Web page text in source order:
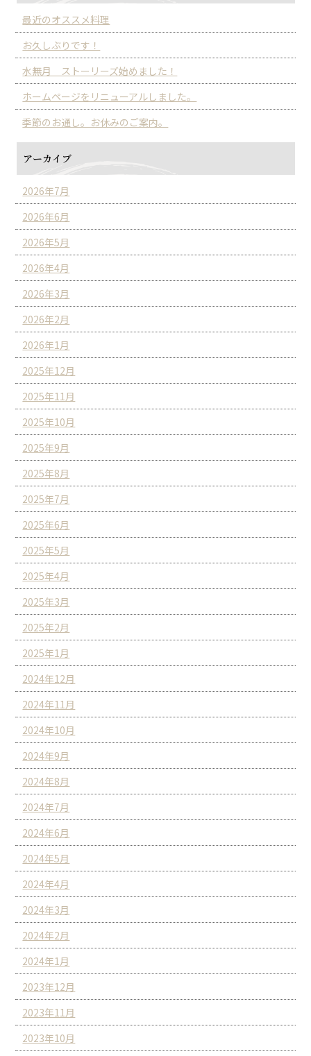
最近のオススメ料理
お久しぶりです！
水無月 ストーリーズ始めました！
ホームページをリニューアルしました。
季節のお通し。お休みのご案内。
アーカイブ
2026年7月
2026年6月
2026年5月
2026年4月
2026年3月
2026年2月
2026年1月
2025年12月
2025年11月
2025年10月
2025年9月
2025年8月
2025年7月
2025年6月
2025年5月
2025年4月
2025年3月
2025年2月
2025年1月
2024年12月
2024年11月
2024年10月
2024年9月
2024年8月
2024年7月
2024年6月
2024年5月
2024年4月
2024年3月
2024年2月
2024年1月
2023年12月
2023年11月
2023年10月